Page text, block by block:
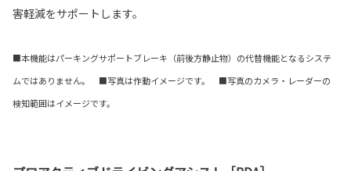
害軽減をサポートします。
■本機能はパーキングサポートブレーキ（前後方静止物）の代替機能となるシステ
ムではありません。 ■写真は作動イメージです。 ■写真のカメラ・レーダーの
検知範囲はイメージです。